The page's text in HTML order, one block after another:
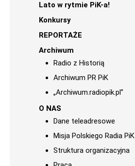
Lato w rytmie PiK-a!
Konkursy
REPORTAŻE
Archiwum
Radio z Historią
Archiwum PR PiK
„Archiwum.radiopik.pl”
O NAS
Dane teleadresowe
Misja Polskiego Radia PiK
Struktura organizacyjna